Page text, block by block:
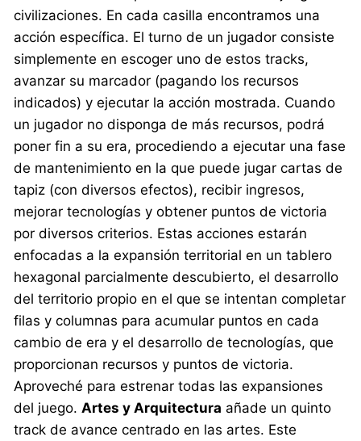
civilizaciones. En cada casilla encontramos una
acción específica. El turno de un jugador consiste
simplemente en escoger uno de estos tracks,
avanzar su marcador (pagando los recursos
indicados) y ejecutar la acción mostrada. Cuando
un jugador no disponga de más recursos, podrá
poner fin a su era, procediendo a ejecutar una fase
de mantenimiento en la que puede jugar cartas de
tapiz (con diversos efectos), recibir ingresos,
mejorar tecnologías y obtener puntos de victoria
por diversos criterios. Estas acciones estarán
enfocadas a la expansión territorial en un tablero
hexagonal parcialmente descubierto, el desarrollo
del territorio propio en el que se intentan completar
filas y columnas para acumular puntos en cada
cambio de era y el desarrollo de tecnologías, que
proporcionan recursos y puntos de victoria.
Aproveché para estrenar todas las expansiones
del juego.Artes y Arquitectura añade un quinto
track de avance centrado en las artes. Este